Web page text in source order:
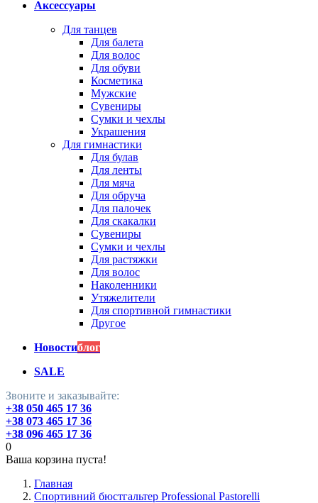
Аксессуары
Для танцев
Для балета
Для волос
Для обуви
Косметика
Мужские
Сувениры
Сумки и чехлы
Украшения
Для гимнастики
Для булав
Для ленты
Для мяча
Для обруча
Для палочек
Для скакалки
Сувениры
Сумки и чехлы
Для растяжки
Для волос
Наколенники
Утяжелители
Для спортивной гимнастики
Другое
Новостиблог
SALE
Звоните и заказывайте:
+38 050 465 17 36
+38 073 465 17 36
+38 096 465 17 36
0
Ваша корзина пуста!
Главная
Cпортивний бюстгальтер Professional Pastorelli